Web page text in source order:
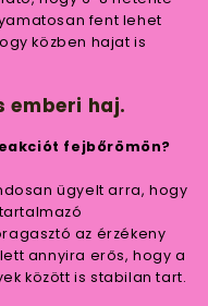
fent lehet
közben hajat is
emberi haj.
fejbőrömön?
ügyelt arra, hogy
az érzékeny
annyira erős, hogy a
között is stabilan tart.